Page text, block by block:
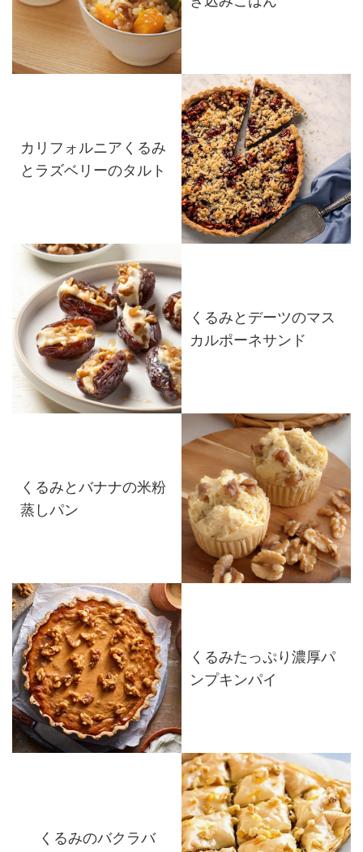
カリフォルニアくるみ
とラズベリーのタルト
くるみとデーツのマス
カルポーネサンド
くるみとバナナの米粉
蒸しパン
くるみたっぷり濃厚パ
ンプキンパイ
くるみのバクラバ